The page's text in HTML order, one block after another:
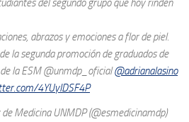
abrazos y emociones a flor de piel.
la segunda promoción de graduados de
la ESM @unmdp_oficial@adrianalasino
4YUyIDSF4P
Medicina UNMDP (@esmedicinamdp)